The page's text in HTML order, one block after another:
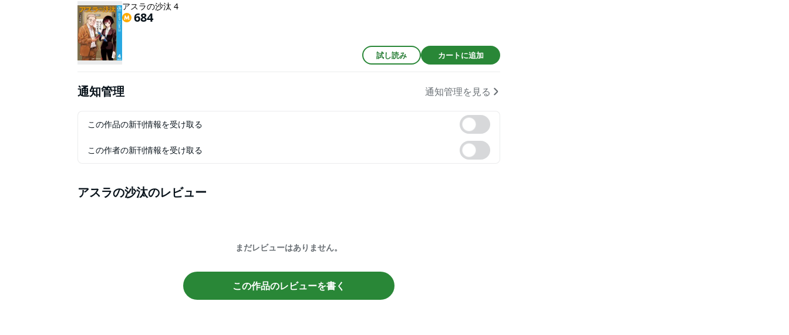
アスラの沙汰 4
684
試し読み カートに追加
通知管理 通知管理を見る
この作品の新刊情報を受け取る
この作者の新刊情報を受け取る
アスラの沙汰のレビュー
まだレビューはありません。
この作品のレビューを書く